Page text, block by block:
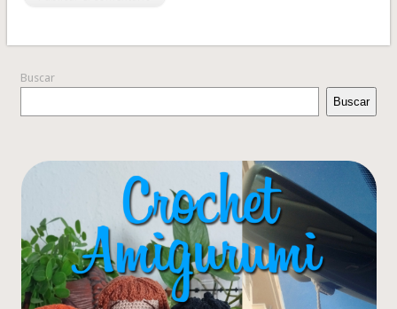
Buscar
Buscar